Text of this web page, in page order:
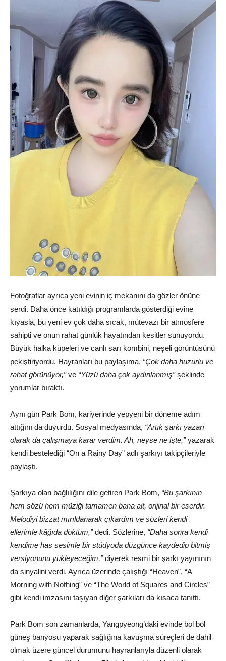
Fotoğraflar ayrıca yeni evinin iç mekanını da gözler önüne
serdi. Daha önce katıldığı programlarda gösterdiği evine
kıyasla, bu yeni ev çok daha sıcak, mütevazı bir atmosfere
sahipti ve onun rahat günlük hayatından kesitler sunuyordu.
Büyük halka küpeleri ve canlı sarı kombini, neşeli görüntüsünü
pekiştiriyordu. Hayranları bu paylaşıma, “Çok daha huzurlu ve
rahat görünüyor,”ve “Yüzü daha çok aydınlanmış”şeklinde
yorumlar bıraktı.
Aynı gün Park Bom, kariyerinde yepyeni bir döneme adım
attığını da duyurdu. Sosyal medyasında, “Artık şarkı yazarı
olarak da çalışmaya karar verdim. Ah, neyse ne işte,”yazarak
kendi bestelediği “On a Rainy Day” adlı şarkıyı takipçileriyle
paylaştı.
Şarkıya olan bağlılığını dile getiren Park Bom, “Bu şarkının
hem sözü hem müziği tamamen bana ait, orijinal bir eserdir.
Melodiyi bizzat mırıldanarak çıkardım ve sözleri kendi
ellerimle kâğıda döktüm,”dedi. Sözlerine, “Daha sonra kendi
kendime has sesimle bir stüdyoda düzgünce kaydedip bitmiş
versiyonunu yükleyeceğim,”diyerek resmi bir şarkı yayınının
da sinyalini verdi. Ayrıca üzerinde çalıştığı “Heaven”, “A
Morning with Nothing” ve “The World of Squares and Circles”
gibi kendi imzasını taşıyan diğer şarkıları da kısaca tanıttı.
Park Bom son zamanlarda, Yangpyeong’daki evinde bol bol
güneş banyosu yaparak sağlığına kavuşma süreçleri de dahil
olmak üzere güncel durumunu hayranlarıyla düzenli olarak